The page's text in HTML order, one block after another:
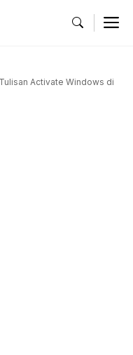
Activate Windows di